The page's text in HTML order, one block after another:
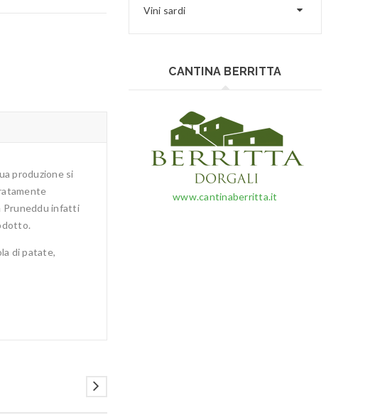
produzione si
Pruneddu infatti
di patate,
Vini sardi
CANTINA BERRITTA
www.cantinaberritta.it